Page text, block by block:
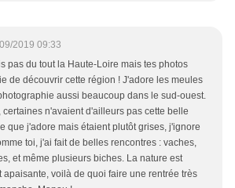
2019 09:33
pas du tout la Haute-Loire mais tes photos
de découvrir cette région ! J'adore les meules
aussi beaucoup dans le sud-ouest.
certaines n'avaient d'ailleurs pas cette belle
que j'adore mais étaient plutôt grises, j'ignore
toi, j'ai fait de belles rencontres : vaches,
et même plusieurs biches. La nature est
apaisante, voilà de quoi faire une rentrée très